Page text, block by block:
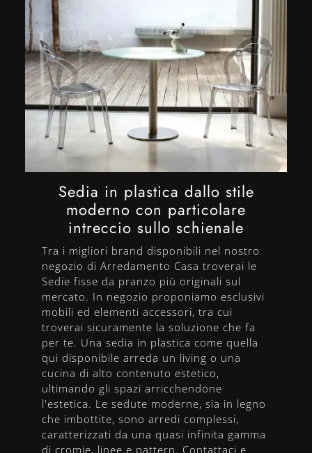
Sedia in plastica dallo stile
moderno con particolare
intreccio sullo schienale
Tra i migliori brand disponibili nel nostro
negozio di Arredamento Casa troverai le
Sedie fisse da pranzo più originali sul
mercato. In negozio proponiamo esclusivi
mobili ed elementi accessori, tra cui
troverai sicuramente la soluzione che fa
per te. Una sedia in plastica come quella
qui disponibile arreda un living o una
cucina di alto contenuto estetico,
ultimando gli spazi arricchendone
l'estetica. Le sedute moderne, sia in legno
che imbottite, sono arredi complessi,
caratterizzati da una quasi infinita gamma
di cromie, linee e pattern. Contattaci e